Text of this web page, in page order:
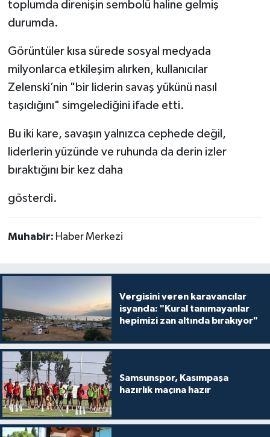
toplumda direnişin sembolü haline gelmiş
durumda.
Görüntüler kısa sürede sosyal medyada
milyonlarca etkileşim alırken, kullanıcılar
Zelenski’nin "bir liderin savaş yükünü nasıl
taşıdığını" simgelediğini ifade etti.
Bu iki kare, savaşın yalnızca cephede değil,
liderlerin yüzünde ve ruhunda da derin izler
bıraktığını bir kez daha
gösterdi.
Muhabir: Haber Merkezi
Vergisini veren karavancılar
isyanda: "Kural tanımayanlar
hepimizi zan altında bırakıyor"
Samsunspor, Kasımpaşa
hazırlık maçına hazır